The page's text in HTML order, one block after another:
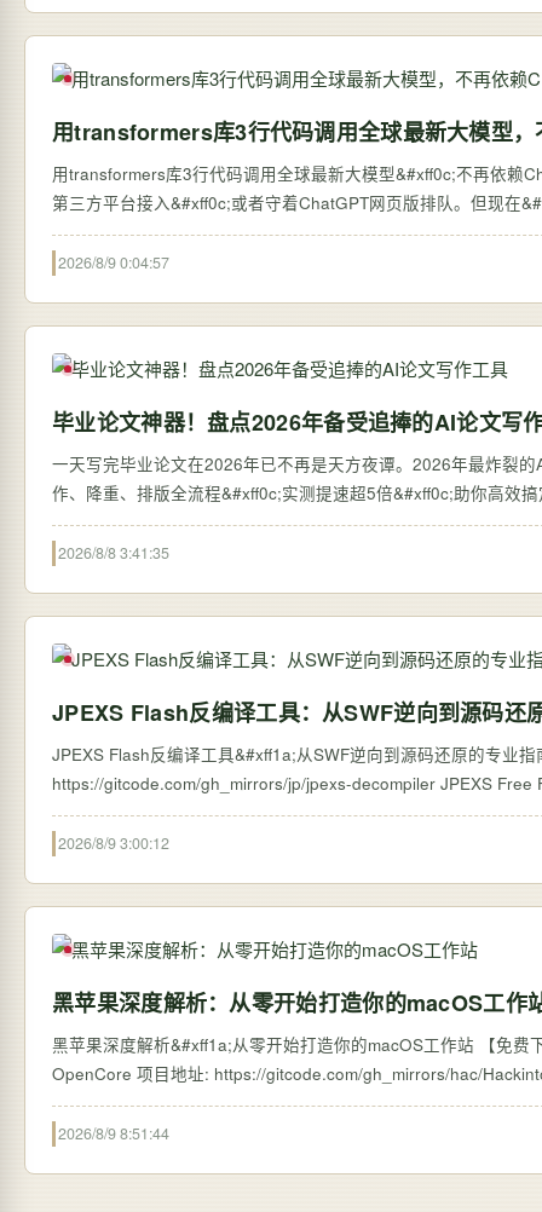
用transformers库3行代码调用全球最新大模型
用transformers库3行代码调用全球最新大模型&#xff0c;不再依赖ChatGPT网页版 过去&#xff0c;想体验全球最新的大语
第三方平台接入&#xff0c;或者守着ChatGPT网页版排队。但现在
2026/8/9 0:04:57
毕业论文神器！盘点2026年备受追捧的AI论文写
一天写完毕业论文在2026年已不再是天方夜谭。2026年最炸裂
作、降重、排版全流程&#xff0c;实测提速超5倍&#xff0c;助你高效
2026/8/8 3:41:35
JPEXS Flash反编译工具：从SWF逆向到源码还
JPEXS Flash反编译工具&#xff1a;从SWF逆向到源码还原的专业指南
https://gitcode.com/
2026/8/9 3:00:12
黑苹果深度解析：从零开始打造你的macOS工作
黑苹果深度解析&#xff1a;从零开始打造你的macOS工作站 【免
2026/8/9 8:51:44